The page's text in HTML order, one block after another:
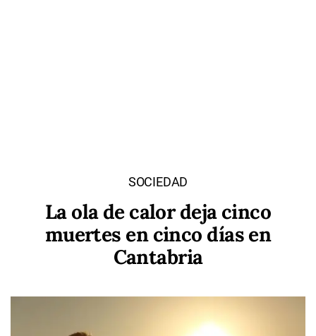
SOCIEDAD
La ola de calor deja cinco
muertes en cinco días en
Cantabria